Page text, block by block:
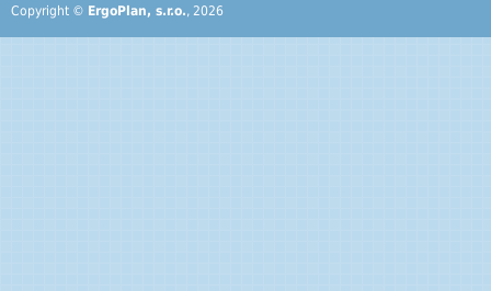
Copyright © ErgoPlan, s.r.o., 2026